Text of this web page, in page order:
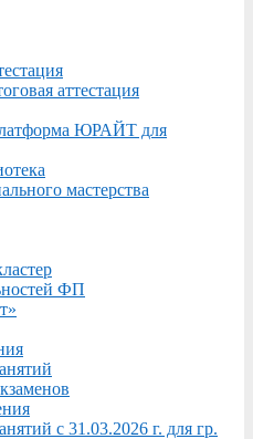
аттестация
ЮРАЙТ для
мастерства
ФП
с 31.03.2026 г. для гр.